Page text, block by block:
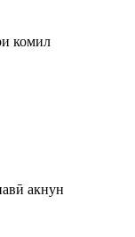
комил
акнун